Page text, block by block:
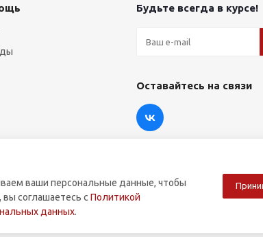
Будьте всегда в курсе!
Оставайтесь на связи
ваши персональные данные, чтобы
соглашаетесь с Политикой
данных.